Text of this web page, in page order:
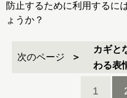
防止するために利用するに
ょうか？
次のページ
カギと
わる表
1